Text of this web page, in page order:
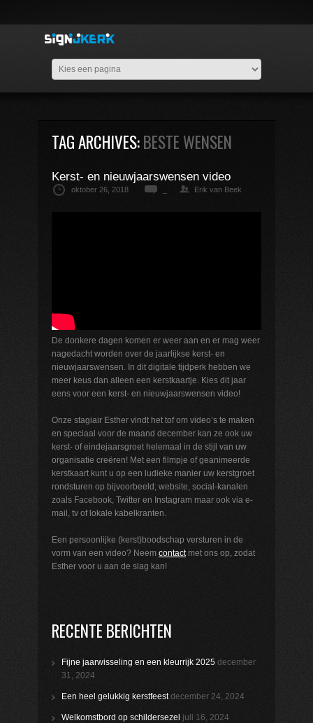
TAG ARCHIVES:BESTE WENSEN
Kerst- en nieuwjaarswensen video
oktober 26, 2018 Erik van Beek
De donkere dagen komen er weer aan en er mag weer
nagedacht worden over de jaarlijkse kerst- en
nieuwjaarswensen. In dit digitale tijdperk hebben we
meer keus dan alleen een kerstkaartje. Kies dit jaar
eens voor een kerst- en nieuwjaarswensen video!
Onze stagiair Esther vindt het tof om video’s te maken
en speciaal voor de maand december kan ze ook uw
kerst- of eindejaarsgroet helemaal in de stijl van uw
organisatie creëren! Met een filmpje of geanimeerde
kerstkaart kunt u op een ludieke manier uw kerstgroet
rondsturen op bijvoorbeeld; website, social-kanalen
zoals Facebook, Twitter en Instagram maar ook via e-
mail, tv of lokale kabelkranten.
Een persoonlijke (kerst)boodschap versturen in de
vorm van een video? Neem contactmet ons op, zodat
Esther voor u aan de slag kan!
RECENTE BERICHTEN
Fijne jaarwisseling en een kleurrijk 2025 december
31, 2024
Een heel gelukkig kerstfeest december 24, 2024
Welkomstbord op schildersezel juli 16, 2024